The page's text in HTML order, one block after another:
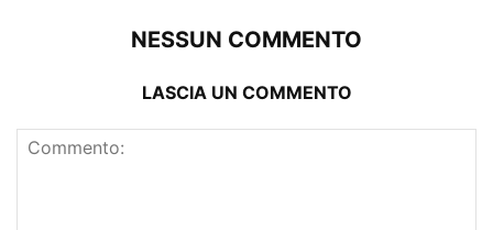
NESSUN COMMENTO
LASCIA UN COMMENTO